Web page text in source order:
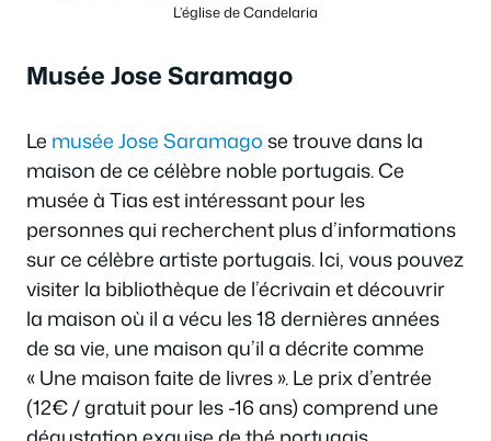
L’église de Candelaria
Musée Jose Saramago
Le musée Jose Saramagose trouve dans la
maison de ce célèbre noble portugais. Ce
musée à Tias est intéressant pour les
personnes qui recherchent plus d’informations
sur ce célèbre artiste portugais. Ici, vous pouvez
visiter la bibliothèque de l’écrivain et découvrir
la maison où il a vécu les 18 dernières années
de sa vie, une maison qu’il a décrite comme
« Une maison faite de livres ». Le prix d’entrée
(12€ / gratuit pour les -16 ans) comprend une